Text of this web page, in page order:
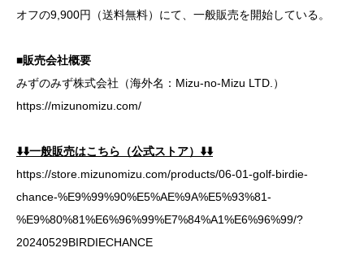
オフの9,900円（送料無料）にて、一般販売を開始している。
■販売会社概要
みずのみず株式会社（海外名：Mizu-no-Mizu LTD.）
https://mizunomizu.com/
⬇️⬇️一般販売はこちら（公式ストア）⬇️⬇️
https://store.mizunomizu.com/products/06-01-golf-birdie-
chance-%E9%99%90%E5%AE%9A%E5%93%81-
%E9%80%81%E6%96%99%E7%84%A1%E6%96%99/?
20240529BIRDIECHANCE